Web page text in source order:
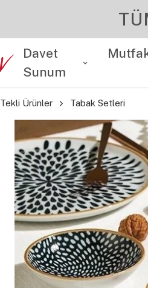
Davet
Sunum
Tekli Ürünler Tabak Setleri